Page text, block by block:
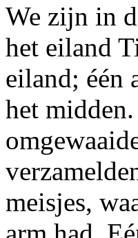
We zijn in
het eiland
eiland; één
het
meisjes,